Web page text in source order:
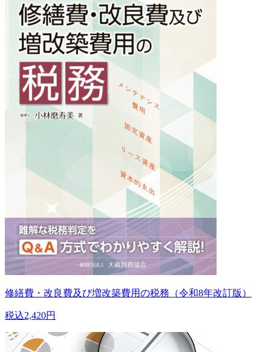
修繕費・改良費及び増改築費用の税務（令和8年改訂版）
税込2,420円